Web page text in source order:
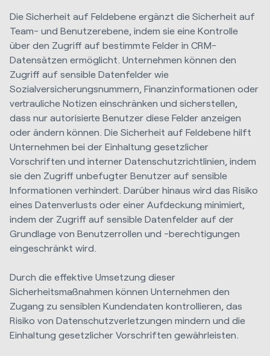
Die Sicherheit auf Feldebene ergänzt die Sicherheit auf
Team- und Benutzerebene, indem sie eine Kontrolle
über den Zugriff auf bestimmte Felder in CRM-
Datensätzen ermöglicht. Unternehmen können den
Zugriff auf sensible Datenfelder wie
Sozialversicherungsnummern, Finanzinformationen oder
vertrauliche Notizen einschränken und sicherstellen,
dass nur autorisierte Benutzer diese Felder anzeigen
oder ändern können. Die Sicherheit auf Feldebene hilft
Unternehmen bei der Einhaltung gesetzlicher
Vorschriften und interner Datenschutzrichtlinien, indem
sie den Zugriff unbefugter Benutzer auf sensible
Informationen verhindert. Darüber hinaus wird das Risiko
eines Datenverlusts oder einer Aufdeckung minimiert,
indem der Zugriff auf sensible Datenfelder auf der
Grundlage von Benutzerrollen und -berechtigungen
eingeschränkt wird.
Durch die effektive Umsetzung dieser
Sicherheitsmaßnahmen können Unternehmen den
Zugang zu sensiblen Kundendaten kontrollieren, das
Risiko von Datenschutzverletzungen mindern und die
Einhaltung gesetzlicher Vorschriften gewährleisten.